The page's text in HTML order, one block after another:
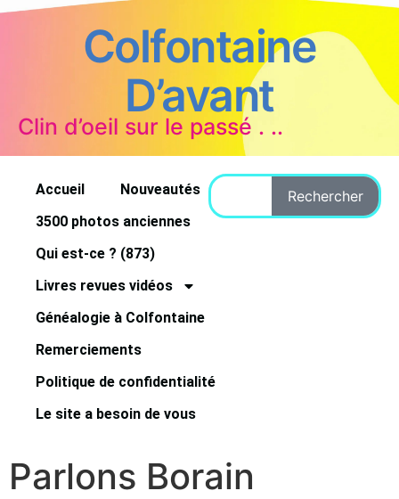
Colfontaine
D’avant
Clin d’oeil sur le passé . ..
Accueil
Nouveautés
3500 photos anciennes
Qui est-ce ? (873)
Livres revues vidéos
Généalogie à Colfontaine
Remerciements
Politique de confidentialité
Le site a besoin de vous
Rechercher
Parlons Borain